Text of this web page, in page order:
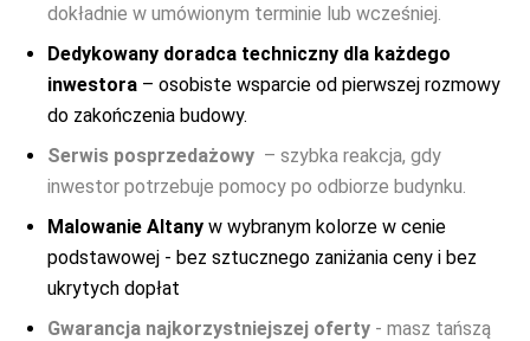
dokładnie w umówionym terminie lub wcześniej.
Dedykowany doradca techniczny dla każdego
inwestora – osobiste wsparcie od pierwszej rozmowy
do zakończenia budowy.
Serwis posprzedażowy – szybka reakcja, gdy
inwestor potrzebuje pomocy po odbiorze budynku.
Malowanie Altany w wybranym kolorze w cenie
podstawowej - bez sztucznego zaniżania ceny i bez
ukrytych dopłat
Gwarancja najkorzystniejszej oferty - masz tańszą